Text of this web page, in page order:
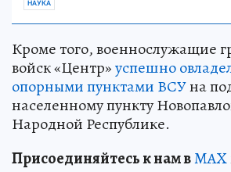
НАУКА
Кроме того, военнослужащие
войск «Центр»успешно
опорными пунктами ВСУна
населенному пункту
Народной Республике.
Присоединяйтесь к нам вMAX